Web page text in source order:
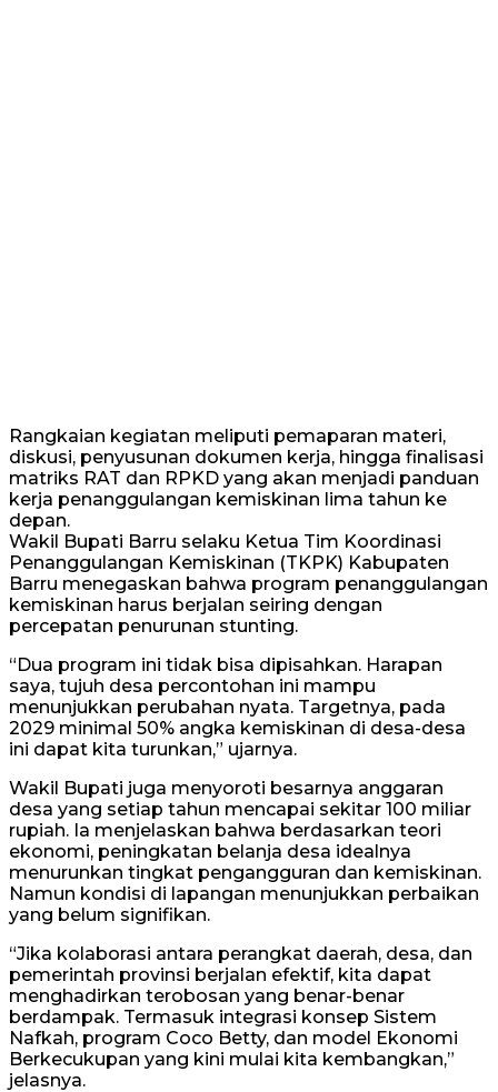
Rangkaian kegiatan meliputi pemaparan materi,
diskusi, penyusunan dokumen kerja, hingga finalisasi
matriks RAT dan RPKD yang akan menjadi panduan
kerja penanggulangan kemiskinan lima tahun ke
depan.
Wakil Bupati Barru selaku Ketua Tim Koordinasi
Penanggulangan Kemiskinan (TKPK) Kabupaten
Barru menegaskan bahwa program penanggulangan
kemiskinan harus berjalan seiring dengan
percepatan penurunan stunting.
“Dua program ini tidak bisa dipisahkan. Harapan
saya, tujuh desa percontohan ini mampu
menunjukkan perubahan nyata. Targetnya, pada
2029 minimal 50% angka kemiskinan di desa-desa
ini dapat kita turunkan,” ujarnya.
Wakil Bupati juga menyoroti besarnya anggaran
desa yang setiap tahun mencapai sekitar 100 miliar
rupiah. Ia menjelaskan bahwa berdasarkan teori
ekonomi, peningkatan belanja desa idealnya
menurunkan tingkat pengangguran dan kemiskinan.
Namun kondisi di lapangan menunjukkan perbaikan
yang belum signifikan.
“Jika kolaborasi antara perangkat daerah, desa, dan
pemerintah provinsi berjalan efektif, kita dapat
menghadirkan terobosan yang benar-benar
berdampak. Termasuk integrasi konsep Sistem
Nafkah, program Coco Betty, dan model Ekonomi
Berkecukupan yang kini mulai kita kembangkan,”
jelasnya.